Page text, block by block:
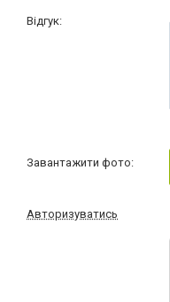
Відгук:
Завантажити фото:
Авторизуватись